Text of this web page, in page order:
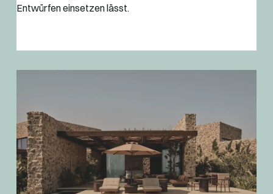
Entwürfen einsetzen lässt.